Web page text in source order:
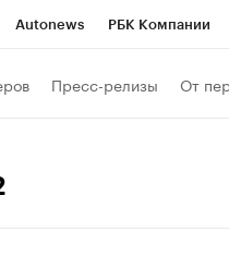
Autonews РБК Компании
Пресс-релизы От